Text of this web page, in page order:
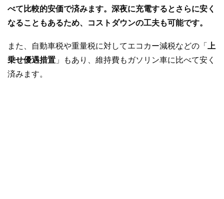
べて比較的安価で済みます。深夜に充電するとさらに安く
なることもあるため、コストダウンの工夫も可能です。
また、自動車税や重量税に対してエコカー減税などの「
上
乗せ優遇措置 」もあり、維持費もガソリン車に比べて安く
済みます。